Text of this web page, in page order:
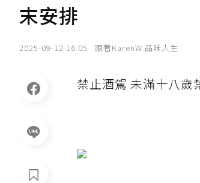
末安排
2025-09-12 16:05 跟著KarenW.品味人生
禁止酒駕 未滿十八歲